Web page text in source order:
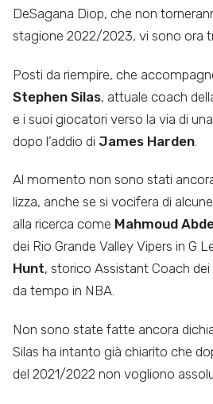
DeSagana Diop, che non
stagione 2022/2023, vi sono ora
Posti da riempire, che
Stephen Silas, attuale coach
e i suoi giocatori verso la via di
dopo l’addio di James Harden
Al momento non sono stati
lizza, anche se si vocifera di
alla ricerca come Mahmoud
dei Rio Grande Valley Vipers in G
Hunt, storico Assistant Coach
da tempo in NBA.
Non sono state fatte ancora
Silas ha intanto già chiarito che
del 2021/2022 non vogliono